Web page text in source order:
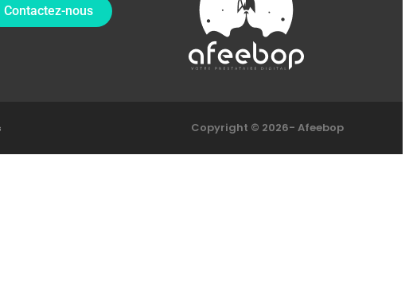
Contactez-nous
Copyright © 2026- Afeebop